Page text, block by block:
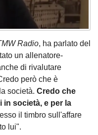
Radio, ha parlato del
un allenatore-
di rivalutare
però che è
società. Credo che
società, e per la
il timbro sull'affare
lui".